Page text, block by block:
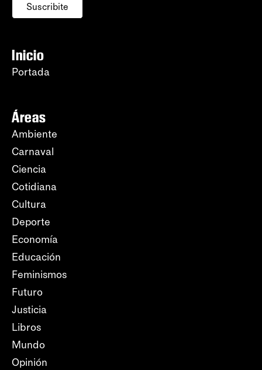
Suscribite
Inicio
Portada
Áreas
Ambiente
Carnaval
Ciencia
Cotidiana
Cultura
Deporte
Economía
Educación
Feminismos
Futuro
Justicia
Libros
Mundo
Opinión